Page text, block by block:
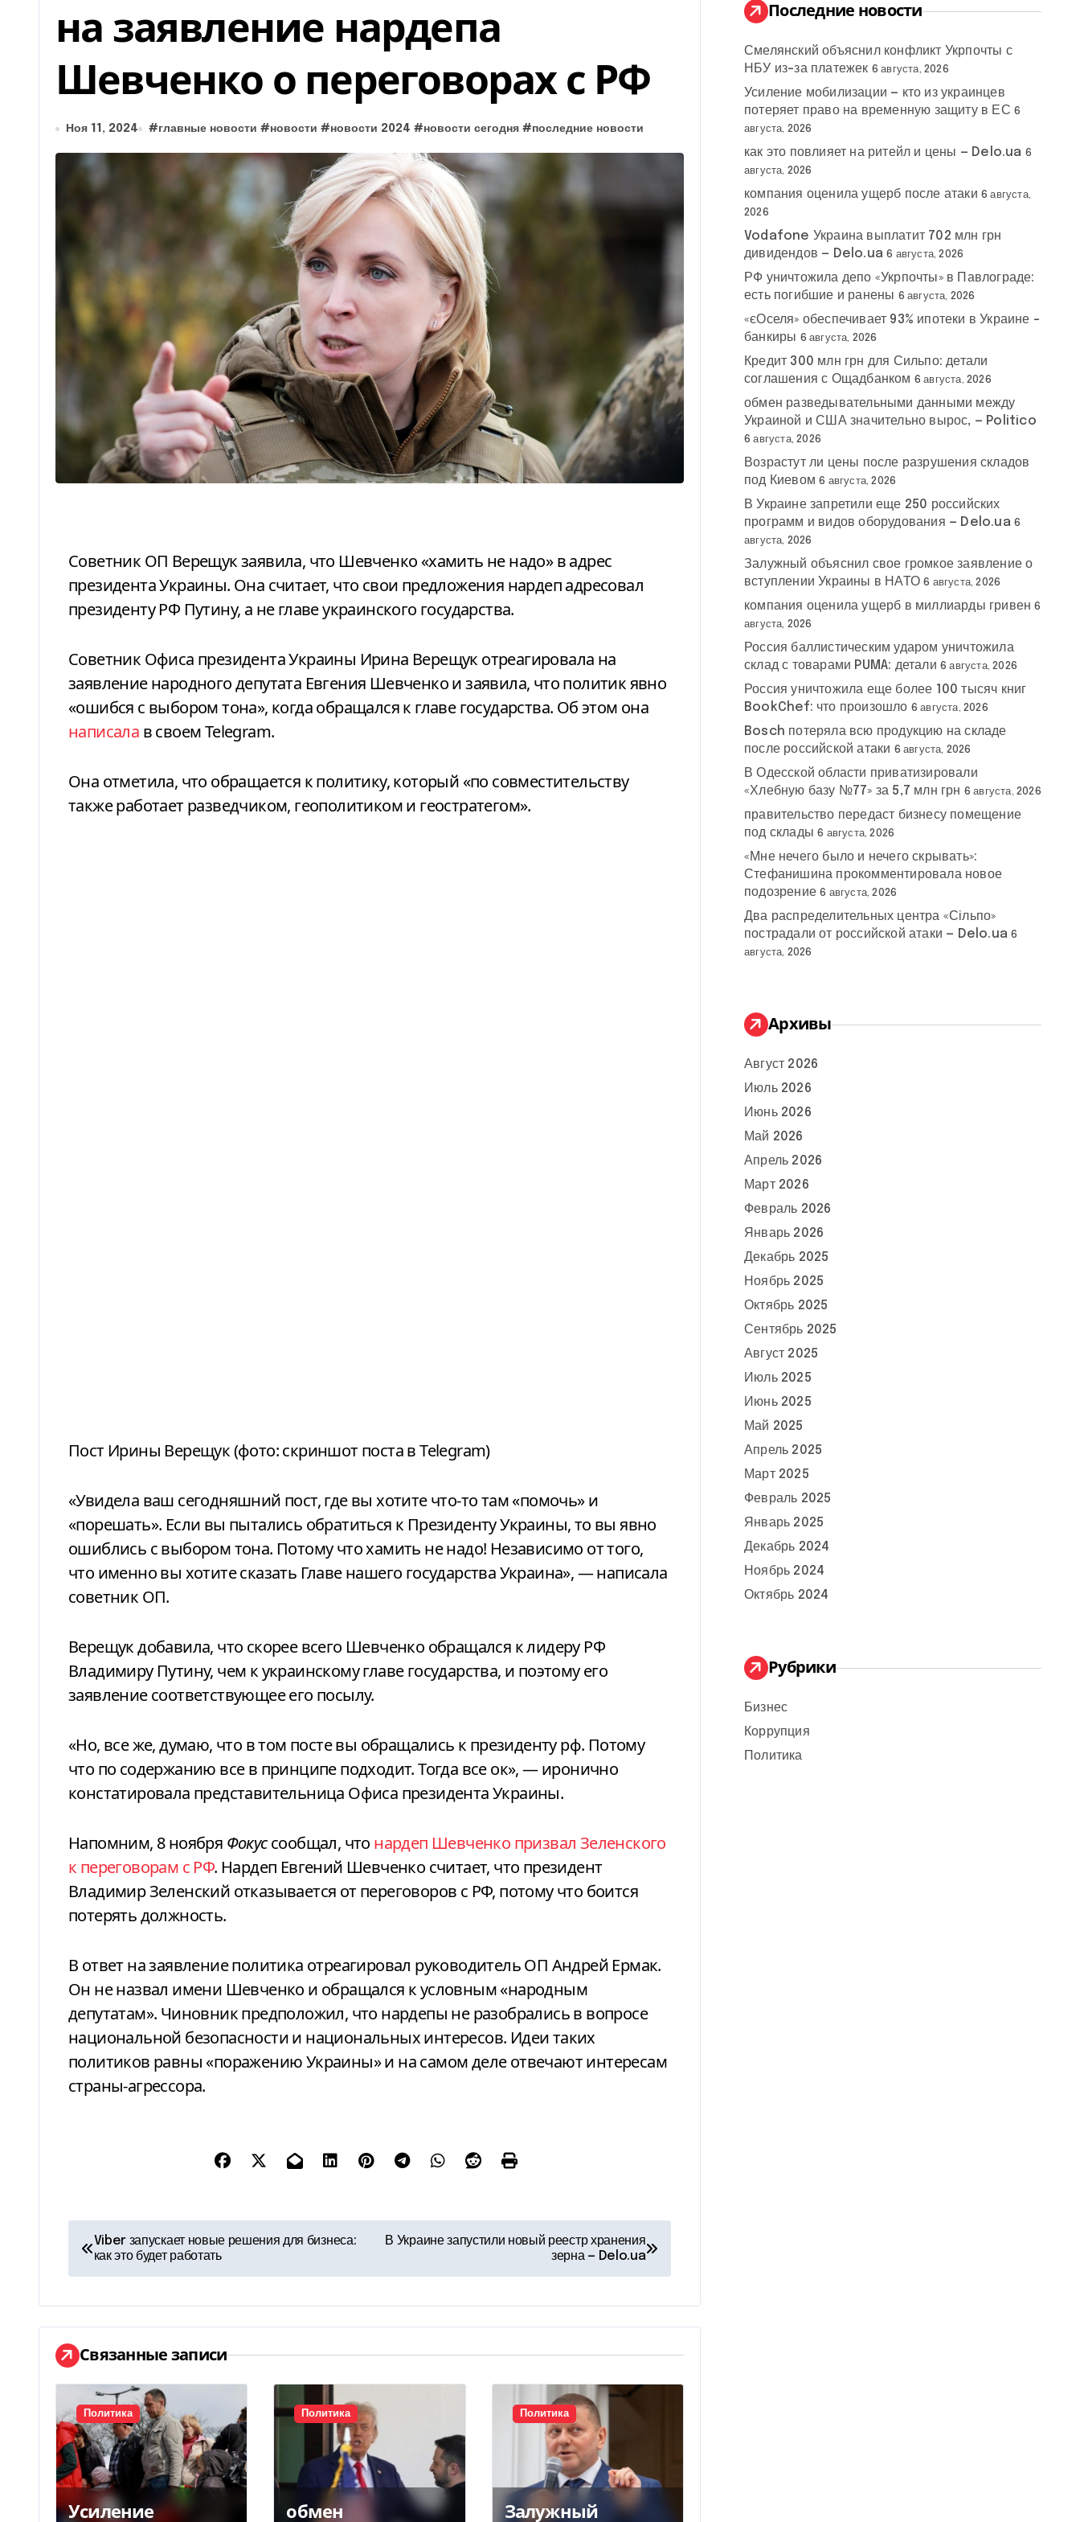
на заявление нардепа
Шевченко о переговорах с РФ
Ноя 11, 2024 #главные новости #новости #новости 2024 #новости сегодня #последние новости
Советник ОП Верещук заявила, что Шевченко «хамить не надо» в адрес
президента Украины. Она считает, что свои предложения нардеп адресовал
президенту РФ Путину, а не главе украинского государства.
Советник Офиса президента Украины Ирина Верещук отреагировала на
заявление народного депутата Евгения Шевченко и заявила, что политик явно
«ошибся с выбором тона», когда обращался к главе государства. Об этом она
написала в своем Telegram.
Она отметила, что обращается к политику, который «по совместительству
также работает разведчиком, геополитиком и геостратегом».
Пост Ирины Верещук (фото: скриншот поста в Telegram)
«Увидела ваш сегодняшний пост, где вы хотите что-то там «помочь» и
«порешать». Если вы пытались обратиться к Президенту Украины, то вы явно
ошиблись с выбором тона. Потому что хамить не надо! Независимо от того,
что именно вы хотите сказать Главе нашего государства Украина», — написала
советник ОП.
Верещук добавила, что скорее всего Шевченко обращался к лидеру РФ
Владимиру Путину, чем к украинскому главе государства, и поэтому его
заявление соответствующее его посылу.
«Но, все же, думаю, что в том посте вы обращались к президенту рф. Потому
что по содержанию все в принципе подходит. Тогда все ок», — иронично
констатировала представительница Офиса президента Украины.
Напомним, 8 ноября Фокуссообщал, что нардеп Шевченко призвал Зеленского
к переговорам с РФ. Нардеп Евгений Шевченко считает, что президент
Владимир Зеленский отказывается от переговоров с РФ, потому что боится
потерять должность.
В ответ на заявление политика отреагировал руководитель ОП Андрей Ермак.
Он не назвал имени Шевченко и обращался к условным «народным
депутатам». Чиновник предположил, что нардепы не разобрались в вопросе
национальной безопасности и национальных интересов. Идеи таких
политиков равны «поражению Украины» и на самом деле отвечают интересам
страны-агрессора.
Н
а
в
и
г
а
ц
и
я
Viber запускает новые решения для бизнеса:
как это будет работать
В Украине запустили новый реестр хранения
зерна — Delo.ua
Связанные записи
Политика
Усиление
Политика
обмен
Политика
Залужный
:
Последние новости
Смелянский объяснил конфликт Укрпочты с
НБУ из-за платежек 6 августа, 2026
Усиление мобилизации — кто из украинцев
потеряет право на временную защиту в ЕС 6
августа, 2026
как это повлияет на ритейл и цены — Delo.ua 6
августа, 2026
компания оценила ущерб после атаки 6 августа,
2026
Vodafone Украина выплатит 702 млн грн
дивидендов — Delo.ua 6 августа, 2026
РФ уничтожила депо «Укрпочты» в Павлограде:
есть погибшие и ранены 6 августа, 2026
«єОселя» обеспечивает 93% ипотеки в Украине –
банкиры 6 августа, 2026
Кредит 300 млн грн для Сильпо: детали
соглашения с Ощадбанком 6 августа, 2026
обмен разведывательными данными между
Украиной и США значительно вырос, — Politico
6 августа, 2026
Возрастут ли цены после разрушения складов
под Киевом 6 августа, 2026
В Украине запретили еще 250 российских
программ и видов оборудования — Delo.ua 6
августа, 2026
Залужный объяснил свое громкое заявление о
вступлении Украины в НАТО 6 августа, 2026
компания оценила ущерб в миллиарды гривен 6
августа, 2026
Россия баллистическим ударом уничтожила
склад с товарами PUMA: детали 6 августа, 2026
Россия уничтожила еще более 100 тысяч книг
BookChef: что произошло 6 августа, 2026
Bosch потеряла всю продукцию на складе
после российской атаки 6 августа, 2026
В Одесской области приватизировали
«Хлебную базу №77» за 5,7 млн грн 6 августа, 2026
правительство передаст бизнесу помещение
под склады 6 августа, 2026
«Мне нечего было и нечего скрывать»:
Стефанишина прокомментировала новое
подозрение 6 августа, 2026
Два распределительных центра «Сільпо»
пострадали от российской атаки — Delo.ua 6
августа, 2026
Архивы
Август 2026
Июль 2026
Июнь 2026
Май 2026
Апрель 2026
Март 2026
Февраль 2026
Январь 2026
Декабрь 2025
Ноябрь 2025
Октябрь 2025
Сентябрь 2025
Август 2025
Июль 2025
Июнь 2025
Май 2025
Апрель 2025
Март 2025
Февраль 2025
Январь 2025
Декабрь 2024
Ноябрь 2024
Октябрь 2024
Рубрики
Бизнес
Коррупция
Политика